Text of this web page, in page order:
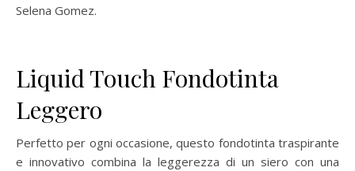
Selena Gomez.
Liquid Touch Fondotinta
Leggero
Perfetto per ogni occasione, questo fondotinta traspirante
e innovativo combina la leggerezza di un siero con una